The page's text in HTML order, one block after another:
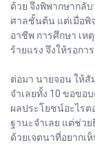
ด้วย จึงพิพากษากลั
ศาลชั้นต้น แต่เมื่อพิ
อาชีพ การศึกษา เห
ร้ายแรง จึงให้รอก
ต่อมา นายจอน ให้
จำเลยทั้ง 10 ขอข
ผลประโยชน์อะไร
ฐานะจำเลย แต่ช่ว
ด้วยเจตนาที่อยากเ